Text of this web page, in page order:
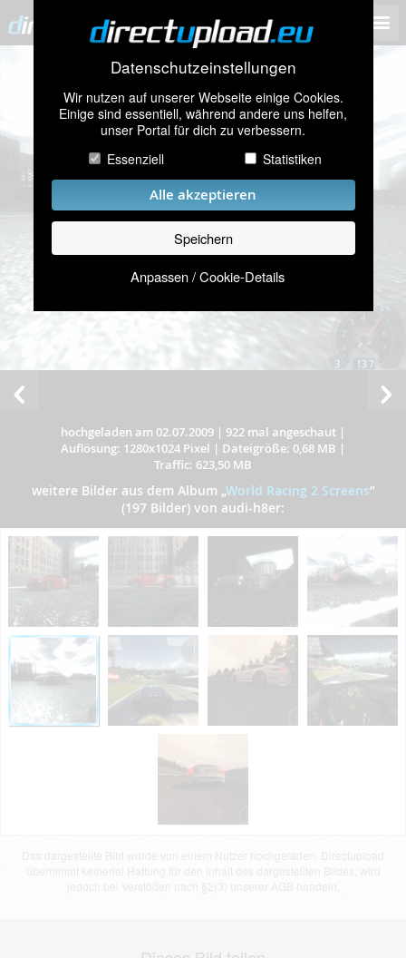
Datenschutzeinstellungen
Wir nutzen auf unserer Webseite einige Cookies.
Einige sind essentiell, während andere uns helfen,
unser Portal für dich zu verbessern.
Essenziell
Statistiken
Alle akzeptieren
Speichern
Anpassen / Cookie-Details
hochgeladen am 02.07.2009 | 922 mal angeschaut |
Auflösung: 1280x1024 Pixel | Dateigröße: 0,68 MB |
Traffic: 623,50 MB
weitere Bilder aus dem Album „World Racing 2 Screens”
(197 Bilder) von audi-h8er: